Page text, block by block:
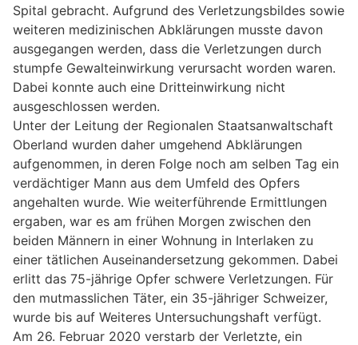
Spital gebracht. Aufgrund des Verletzungsbildes sowie
weiteren medizinischen Abklärungen musste davon
ausgegangen werden, dass die Verletzungen durch
stumpfe Gewalteinwirkung verursacht worden waren.
Dabei konnte auch eine Dritteinwirkung nicht
ausgeschlossen werden.
Unter der Leitung der Regionalen Staatsanwaltschaft
Oberland wurden daher umgehend Abklärungen
aufgenommen, in deren Folge noch am selben Tag ein
verdächtiger Mann aus dem Umfeld des Opfers
angehalten wurde. Wie weiterführende Ermittlungen
ergaben, war es am frühen Morgen zwischen den
beiden Männern in einer Wohnung in Interlaken zu
einer tätlichen Auseinandersetzung gekommen. Dabei
erlitt das 75-jährige Opfer schwere Verletzungen. Für
den mutmasslichen Täter, ein 35-jähriger Schweizer,
wurde bis auf Weiteres Untersuchungshaft verfügt.
Am 26. Februar 2020 verstarb der Verletzte, ein